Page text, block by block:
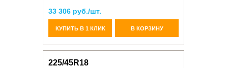
33 306 руб./шт.
КУПИТЬ В 1 КЛИК В КОРЗИНУ
225/45R18